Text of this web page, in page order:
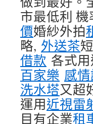
市最低利 機
價婚紗外拍
略, 外送茶
借款 各式
百家樂 感
洗水塔又超
運用近視雷
目有企業租